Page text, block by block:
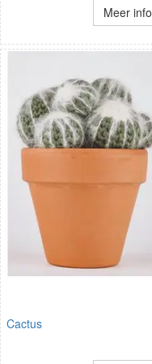
Meer info
Cactus